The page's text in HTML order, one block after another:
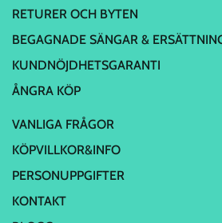
RETURER OCH BYTEN
BEGAGNADE SÄNGAR &
KUNDNÖJDHETSGARANTI
ÅNGRA KÖP
VANLIGA FRÅGOR
KÖPVILLKOR&INFO
PERSONUPPGIFTER
KONTAKT